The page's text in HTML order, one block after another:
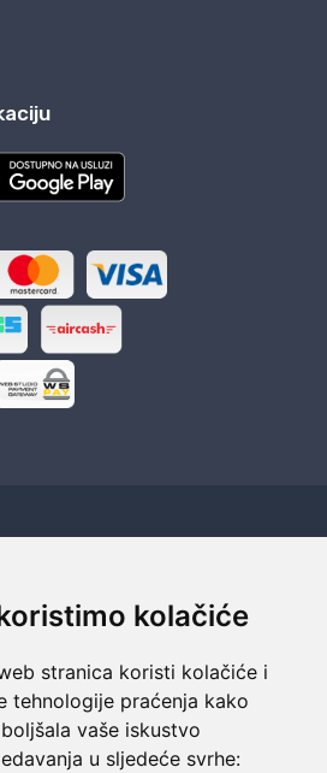
kolačiće
stranica koristi kolačiće i
tehnologije praćenja kako
vaše iskustvo
u sljedeće svrhe:
kod vas
novaca
Roba za novac
raspolaganju